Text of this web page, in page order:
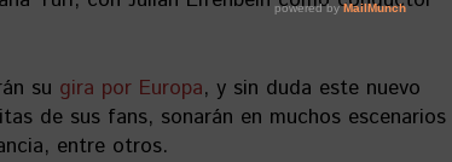
su gira por Europa, y sin duda este nuevo
de sus fans, sonarán en muchos escenarios
entre otros.